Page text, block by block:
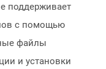
поддерживает
с помощью
файлы
и установки